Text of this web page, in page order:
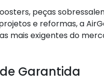
peças
e reformas, a
mais exigentes do
Garantida